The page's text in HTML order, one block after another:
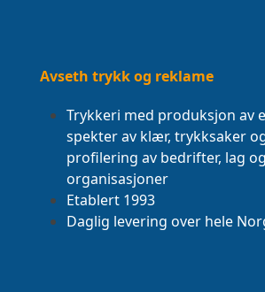
Avseth trykk og reklame
Trykkeri med produksjon av
spekter av klær, trykksaker
profilering av bedrifter, lag og
organisasjoner
Etablert 1993
Daglig levering over hele